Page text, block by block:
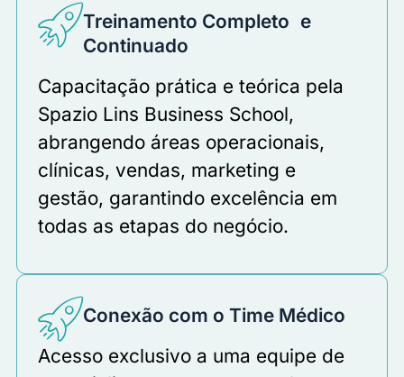
Treinamento Completo e
Continuado
Capacitação prática e teórica pela
Spazio Lins Business School,
abrangendo áreas operacionais,
clínicas, vendas, marketing e
gestão, garantindo excelência em
todas as etapas do negócio.
Conexão com o Time Médico
Acesso exclusivo a uma equipe de